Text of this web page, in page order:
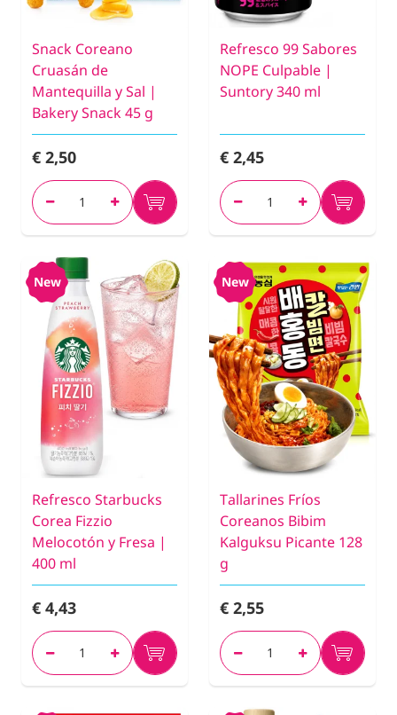
Snack Coreano
Cruasán de
Mantequilla y Sal |
Bakery Snack 45 g
€ 2,50
Refresco 99 Sabores
NOPE Culpable |
Suntory 340 ml
€ 2,45
New
Refresco Starbucks
Corea Fizzio
Melocotón y Fresa |
400 ml
€ 4,43
New
Tallarines Fríos
Coreanos Bibim
Kalguksu Picante 128
g
€ 2,55